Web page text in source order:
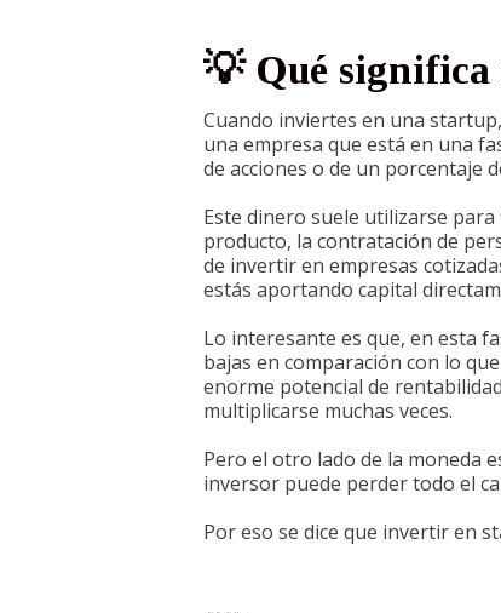
💡 Qué
Cuando inviertes en una
una empresa que está en una
de acciones o de un porcentaje
Este dinero suele utilizarse
producto, la contratación de
de invertir en empresas
estás aportando capital
Lo interesante es que, en esta
bajas en comparación con lo
enorme potencial de
multiplicarse muchas veces.
Pero el otro lado de la moneda
inversor puede perder todo el
Por eso se dice que invertir en